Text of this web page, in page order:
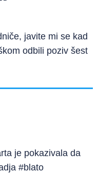
javite mi se kad
odbili poziv šest
je pokazivala da
#blato